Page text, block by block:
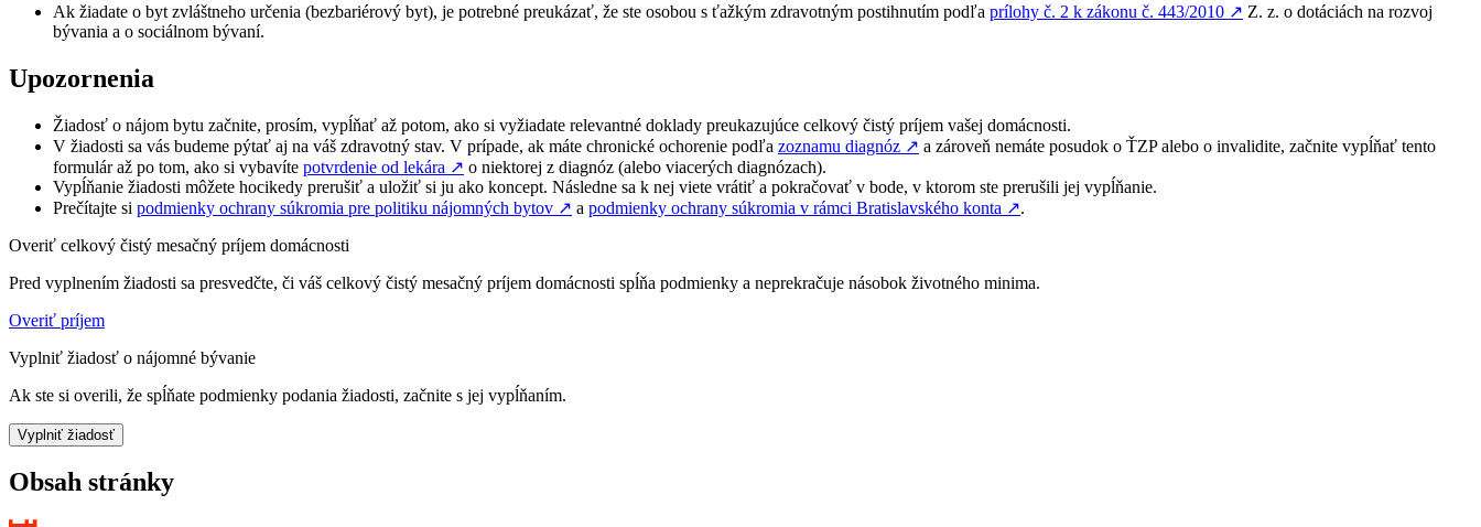
Ak žiadate o byt zvláštneho určenia (bezbariérový byt), je potrebné preukázať, že ste osobou s ťažkým zdravotným postihnutím podľa prílohy č. 2 k zákonu č. 443/2010 ↗︎ Z. z. o dotáciách na rozvoj
bývania a o sociálnom bývaní.
Upozornenia
Žiadosť o nájom bytu začnite, prosím, vypĺňať až potom, ako si vyžiadate relevantné doklady preukazujúce celkový čistý príjem vašej domácnosti.
V žiadosti sa vás budeme pýtať aj na váš zdravotný stav. V prípade, ak máte chronické ochorenie podľa zoznamu diagnóz ↗︎ a zároveň nemáte posudok o ŤZP alebo o invalidite, začnite vypĺňať tento
formulár až po tom, ako si vybavíte potvrdenie od lekára ↗︎ o niektorej z diagnóz (alebo viacerých diagnózach).
Vypĺňanie žiadosti môžete hocikedy prerušiť a uložiť si ju ako koncept. Následne sa k nej viete vrátiť a pokračovať v bode, v ktorom ste prerušili jej vypĺňanie.
Prečítajte si podmienky ochrany súkromia pre politiku nájomných bytov ↗︎ a podmienky ochrany súkromia v rámci Bratislavského konta ↗︎.
Overiť celkový čistý mesačný príjem domácnosti
Pred vyplnením žiadosti sa presvedčte, či váš celkový čistý mesačný príjem domácnosti spĺňa podmienky a neprekračuje násobok životného minima.
Overiť príjem
Vyplniť žiadosť o nájomné bývanie
Ak ste si overili, že spĺňate podmienky podania žiadosti, začnite s jej vypĺňaním.
Vyplniť žiadosť
Obsah stránky